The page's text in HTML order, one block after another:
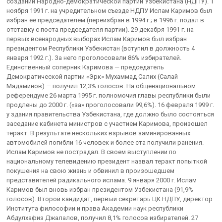
ноября 1991 г. на учредительном съезде НДПУ Ислам Каримов был
избран ее председателем (переизбран в 1994 г.; в 1996 г. подал в
отставку с поста председателя партии). 29 декабря 1991 г. на
первых всенародных выборах Ислам Каримов был избран
президентом Республики Узбекистан (вступил в должность 4
января 1992 г.). За него проголосовали 86% избирателей.
Единственный соперник Каримова — председатель
Демократической партии «Эрк» Мухаммад Салих (Салай
Мадаминов) — получил 12,3% голосов. На общенациональном
референдуме 26 марта 1995 г. полномочия главы республики были
продлены до 2000 г. («за» проголосовали 99,6%). 16 февраля 1999 г.
у здания правительства Узбекистана, где должно было состояться
заседание кабинета министров с участием Каримова, произошел
теракт. В результате нескольких взрывов заминированных
автомобилей погибли 16 человек и более ста получили ранения.
Ислам Каримов не пострадал. В своем выступлении по
национальному телевидению президент назвал теракт попыткой
покушения на свою жизнь и обвинил в произошедшем
представителей радикального ислама. 9 января 2000 г. Ислам
Каримов был вновь избран президентом Узбекистана (91,9%
голосов). Второй кандидат, первый секретарь ЦК НДПУ, директор
Института философии и права Академии наук республики
Абдулхафиз Джалалов, получил 8,1% голосов избирателей. 27